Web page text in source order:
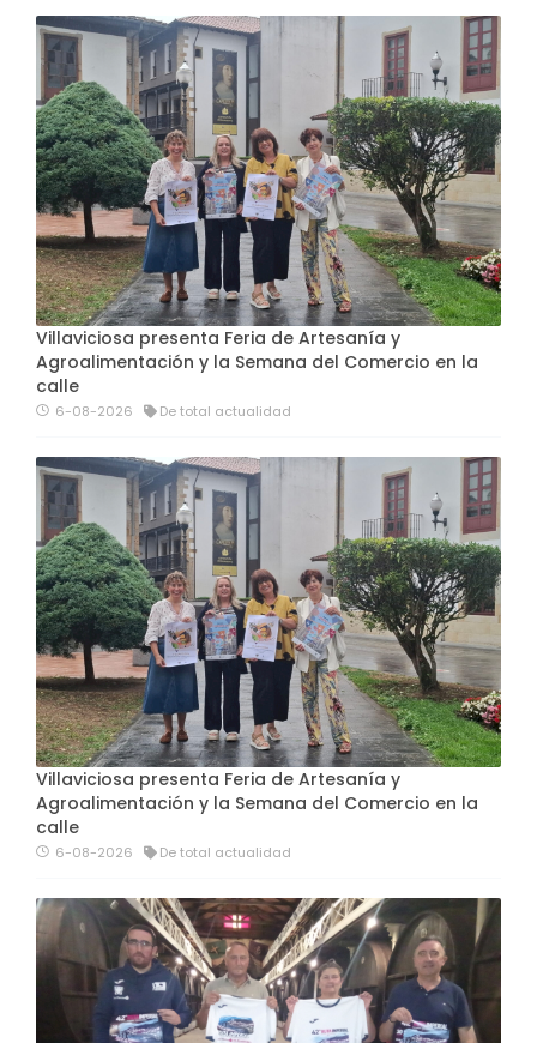
Villaviciosa presenta Feria de Artesanía y
Agroalimentación y la Semana del Comercio en la
calle
6-08-2026 De total actualidad
Villaviciosa presenta Feria de Artesanía y
Agroalimentación y la Semana del Comercio en la
calle
6-08-2026 De total actualidad